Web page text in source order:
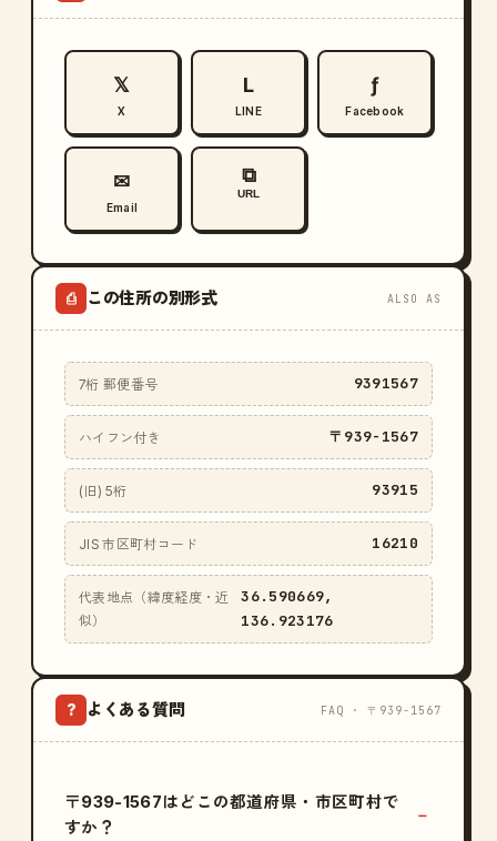
𝕏
X
L
LINE
ƒ
Facebook
✉
Email
⧉
URL
⎙ この住所の別形式 ALSO AS
7桁 郵便番号 9391567
ハイフン付き 〒939-1567
(旧) 5桁 93915
JIS 市区町村コード 16210
代表地点（緯度経度・近
似）
36.590669,
136.923176
? よくある質問 FAQ · 〒939-1567
〒939-1567はどこの都道府県・市区町村で
すか？